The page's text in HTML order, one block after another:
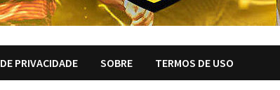
PRIVACIDADE SOBRE TERMOS DE USO